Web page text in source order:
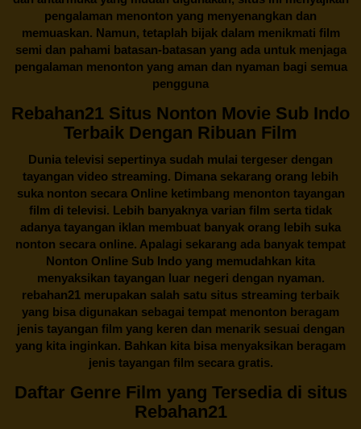
pengalaman menonton yang menyenangkan dan
memuaskan. Namun, tetaplah bijak dalam menikmati film
semi dan pahami batasan-batasan yang ada untuk menjaga
pengalaman menonton yang aman dan nyaman bagi semua
pengguna
Rebahan21 Situs Nonton Movie Sub Indo
Terbaik Dengan Ribuan Film
Dunia televisi sepertinya sudah mulai tergeser dengan
tayangan video streaming. Dimana sekarang orang lebih
suka nonton secara Online ketimbang menonton tayangan
film di televisi. Lebih banyaknya varian film serta tidak
adanya tayangan iklan membuat banyak orang lebih suka
nonton secara online. Apalagi sekarang ada banyak tempat
Nonton Online Sub Indo yang memudahkan kita
menyaksikan tayangan luar negeri dengan nyaman.
rebahan21 merupakan salah satu situs streaming terbaik
yang bisa digunakan sebagai tempat menonton beragam
jenis tayangan film yang keren dan menarik sesuai dengan
yang kita inginkan. Bahkan kita bisa menyaksikan beragam
jenis tayangan film secara gratis.
Daftar Genre Film yang Tersedia di situs
Rebahan21